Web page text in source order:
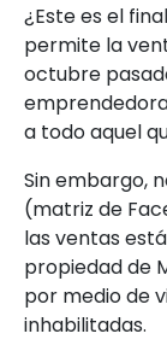
¿Este es el
permite la
octubre
a todo aquel
Sin embargo,
(matriz de
las ventas
propiedad de
por medio de
inhabilitadas.